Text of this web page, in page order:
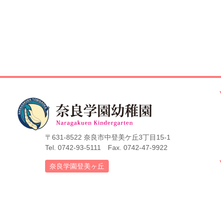
〒631-8522 奈良市中登美ケ丘3丁目15-1
Tel. 0742-93-5111 Fax. 0742-47-9922
奈良学園登美ヶ丘